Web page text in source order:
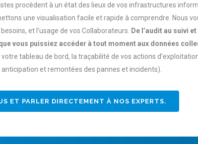
procèdent à un état des lieux de vos infrastructures
une visualisation facile et rapide à comprendre. Nous
et l’usage de vos Collaborateurs. De l’audit au suivi
vous puissiez accéder à tout moment aux données
votre tableau de bord, la traçabilité de vos actions
et remontées des pannes et incidents).
ET PARLER DIRECTEMENT À NOS EXPERTS.